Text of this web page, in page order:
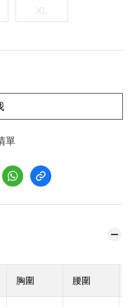
XL
單
胸圍 腰圍